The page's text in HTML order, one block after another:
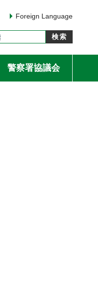
Foreign Language
警察署協議会